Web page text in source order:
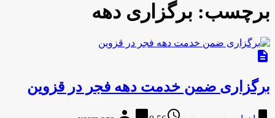
برچسب: برگزاری دهه
description
برگزاری ضمن خدمت دهه فجر در قزوین
bookmark
access_time
person chat_bubble